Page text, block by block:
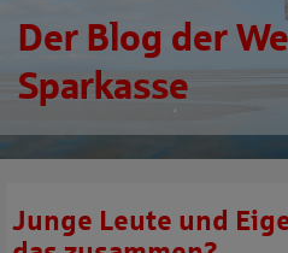
Der Blog der
Sparkasse
Junge Leute und